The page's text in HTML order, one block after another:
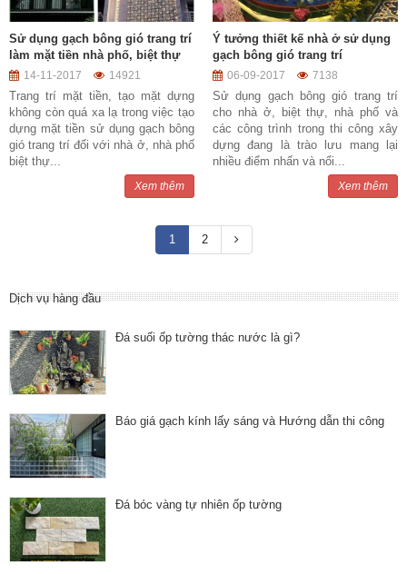
Sử dụng gạch bông gió trang trí
làm mặt tiền nhà phố, biệt thự
14-11-2017 14921
Trang trí mặt tiền, tạo mặt dựng
không còn quá xa lạ trong việc tạo
dựng mặt tiền sử dụng gạch bông
gió trang trí đối với nhà ở, nhà phố
biệt thự...
Xem thêm
Ý tưởng thiết kế nhà ở sử dụng
gạch bông gió trang trí
06-09-2017 7138
Sử dụng gạch bông gió trang trí
cho nhà ở, biệt thự, nhà phố và
các công trình trong thi công xây
dựng đang là trào lưu mang lại
nhiều điểm nhấn và nổi...
Xem thêm
1 2
Dịch vụ hàng đầu
Đá suối ốp tường thác nước là gì?
Báo giá gạch kính lấy sáng và Hướng dẫn thi công
Đá bóc vàng tự nhiên ốp tường